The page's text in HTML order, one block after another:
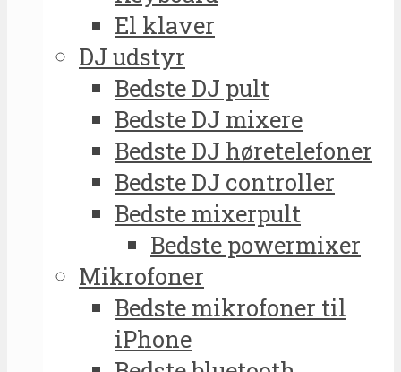
El klaver
DJ udstyr
Bedste DJ pult
Bedste DJ mixere
Bedste DJ høretelefoner
Bedste DJ controller
Bedste mixerpult
Bedste powermixer
Mikrofoner
Bedste mikrofoner til
iPhone